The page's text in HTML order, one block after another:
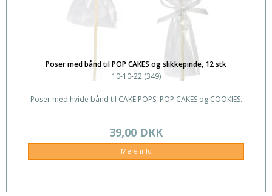
Poser med bånd til POP CAKES og slikkepinde, 12 stk
10-10-22 (349)
Poser med hvide bånd til CAKE POPS, POP CAKES og COOKIES.
39,00 DKK
Mere info